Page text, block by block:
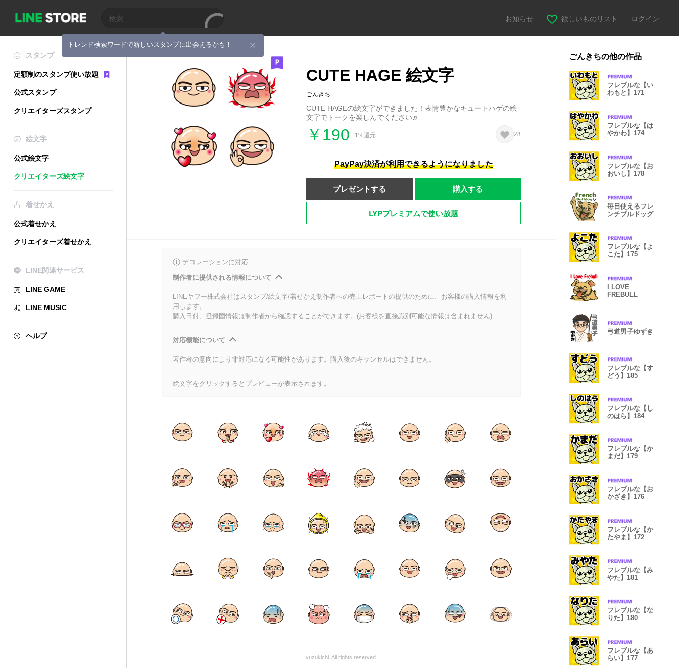
トレンド検索ワードで新しいスタンプに出会えるかも！
お知らせ 欲しいものリスト ログイン
スタンプ
定額制のスタンプ使い放題
公式スタンプ
クリエイターズスタンプ
絵文字
公式絵文字
クリエイターズ絵文字
着せかえ
公式着せかえ
クリエイターズ着せかえ
LINE関連サービス
LINE GAME
LINE MUSIC
ヘルプ
CUTE HAGE 絵文字
ごんきち
CUTE HAGEの絵文字ができました！表情豊かなキュートハゲの絵
文字でトークを楽しんでください♬
￥190 1%還元 28
PayPay決済が利用できるようになりました
プレゼントする 購入する
LYPプレミアムで使い放題
デコレーションに対応
制作者に提供される情報について
LINEヤフー株式会社はスタンプ/絵文字/着せかえ制作者への売上レポートの提供のために、お客様の購入情報を利
用します。
購入日付、登録国情報は制作者から確認することができます。(お客様を直接識別可能な情報は含まれません)
対応機能について
著作者の意向により非対応になる可能性があります。購入後のキャンセルはできません。
絵文字をクリックするとプレビューが表示されます。
yuzukichi. All rights reserved.
ごんきちの他の作品
フレブルな【い
わもと】171
フレブルな【は
やかわ】174
フレブルな【お
おいし】178
毎日使えるフレ
ンチブルドッグ
フレブルな【よ
こた】175
I LOVE
FREBULL
弓道男子ゆずき
フレブルな【す
どう】185
フレブルな【し
のはら】184
フレブルな【か
まだ】179
フレブルな【お
かざき】176
フレブルな【か
たやま】172
フレブルな【み
やた】181
フレブルな【な
りた】180
フレブルな【あ
らい】177